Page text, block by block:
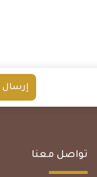
إرسال
تواصل معنا